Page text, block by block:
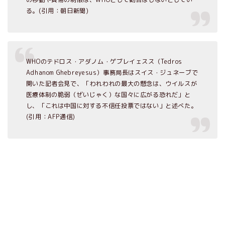
る。(引用：朝日新聞)
WHOのテドロス・アダノム・ゲブレイェスス（Tedros
Adhanom Ghebreyesus）事務局長はスイス・ジュネーブで
開いた記者会見で、「われわれの最大の懸念は、ウイルスが
医療体制の脆弱（ぜいじゃく）な国々に広がる恐れだ」と
し、「これは中国に対する不信任投票ではない」と述べた。
(引用：AFP通信)